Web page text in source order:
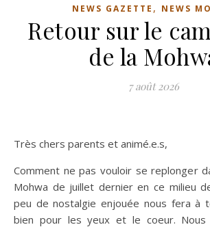
NEWS GAZETTE , NEWS
Retour sur le
de la
7 août 2026
Très chers parents et animé.e.s,
Comment ne pas vouloir se replonger
Mohwa de juillet dernier en ce milieu
peu de nostalgie enjouée nous fera à
bien pour les yeux et le coeur. Nous